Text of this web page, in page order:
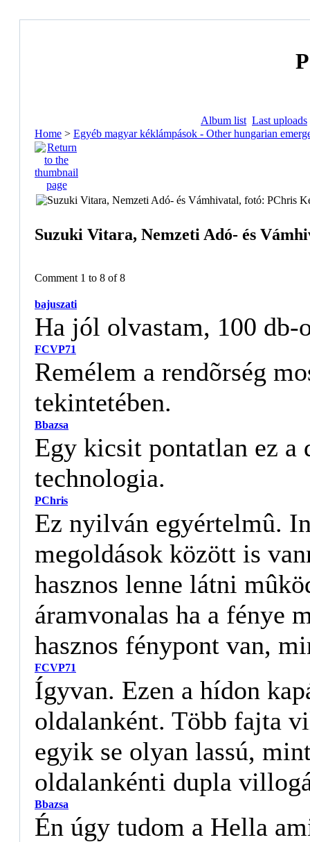
Album list Last uploads
Home > Egyéb magyar kéklámpások - Other hungarian
Suzuki Vitara, Nemzeti Adó- és
Comment 1 to 8 of 8
bajuszati
Ha jól olvastam, 100 db-
FCVP71
Remélem a rendõrség
tekintetében.
Bbazsa
Egy kicsit pontatlan ez a
technologia.
PChris
Ez nyilván egyértelmû.
megoldások között is
hasznos lenne látni
áramvonalas ha a fénye
hasznos fénypont van,
FCVP71
Ígyvan. Ezen a hídon
oldalanként. Több fajta
egyik se olyan lassú,
oldalankénti dupla
Bbazsa
Én úgy tudom a Hella